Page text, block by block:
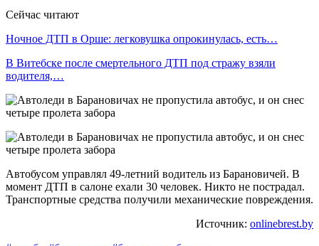
Сейчас читают
Ночное ДТП в Орше: легковушка опрокинулась, есть…
В Витебске после смертельного ДТП под стражу взяли
водителя,…
Автобусом управлял 49-летний водитель из Барановичей. В
момент ДТП в салоне ехали 30 человек. Никто не пострадал.
Транспортные средства получили механические повреждения.
Источник: onlinebrest.by